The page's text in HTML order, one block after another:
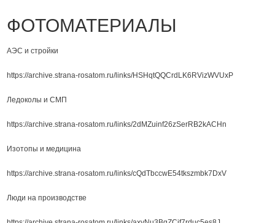
ФОТОМАТЕРИАЛЫ
АЭС и стройки
https://archive.strana-rosatom.ru/links/HSHqtQQCrdLK6RVizWVUxP
Ледоколы и СМП
https://archive.strana-rosatom.ru/links/2dMZuinf26zSerRB2kACHn
Изотопы и медицина
https://archive.strana-rosatom.ru/links/cQdTbccwE54tkszmbk7DxV
Люди на производстве